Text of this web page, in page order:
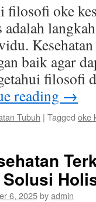
filosofi oke
adalah
baik agar
filosofi
reading →
Tubuh | Tagged oke
6, 2025byadmin